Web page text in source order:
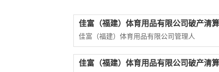
佳富（福建）体育用品有限公司破产清
佳富（福建）体育用品有限公司管理人
佳富（福建）体育用品有限公司破产清